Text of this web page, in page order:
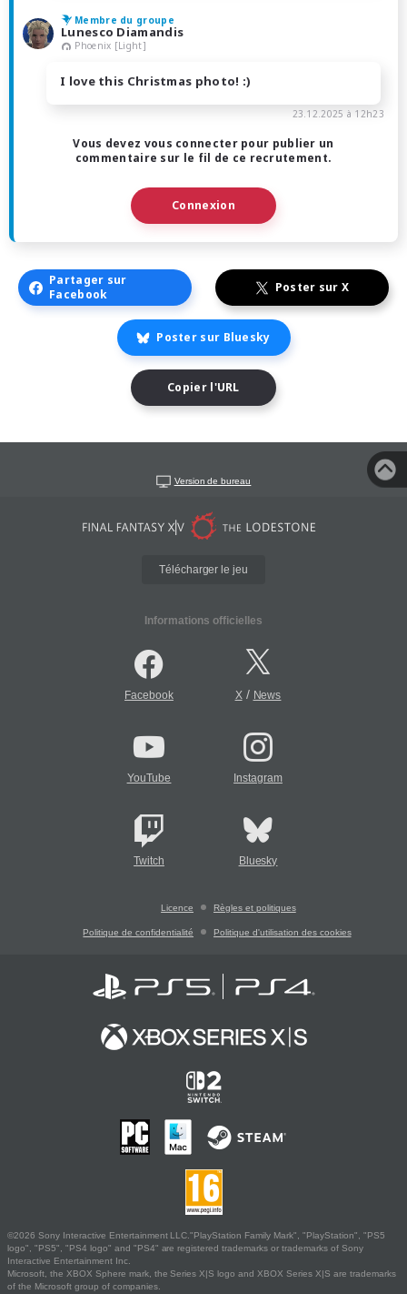
Membre du groupe
Lunesco Diamandis
Phoenix [Light]
I love this Christmas photo! :)
23.12.2025 à 12h23
Vous devez vous connecter pour publier un
commentaire sur le fil de ce recrutement.
Connexion
Partager sur
Facebook
Poster sur X
Poster sur Bluesky
Copier l'URL
Version de bureau
Télécharger le jeu
Informations officielles
Facebook X/ News
YouTube Instagram
Twitch Bluesky
Licence Règles et politiques
Politique de confidentialité Politique d'utilisation des cookies
©2026 Sony Interactive Entertainment LLC."PlayStation Family Mark", "PlayStation", "PS5
logo", "PS5", "PS4 logo" and "PS4" are registered trademarks or trademarks of Sony
Interactive Entertainment Inc.
Microsoft, the XBOX Sphere mark, the Series X|S logo and XBOX Series X|S are trademarks
of the Microsoft group of companies.